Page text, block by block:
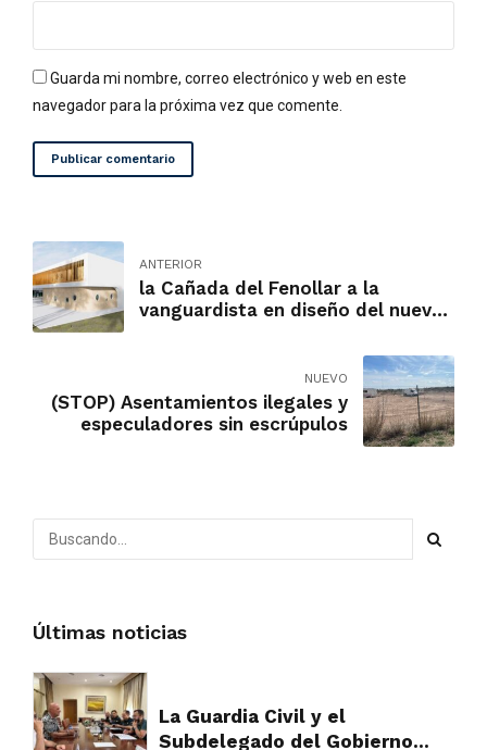
Guarda mi nombre, correo electrónico y web en este
navegador para la próxima vez que comente.
Publicar comentario
ANTERIOR
la Cañada del Fenollar a la
vanguardista en diseño del nuevo
NUEVO
(STOP) Asentamientos ilegales y
especuladores sin escrúpulos
Últimas noticias
La Guardia Civil y el
Subdelegado del Gobierno